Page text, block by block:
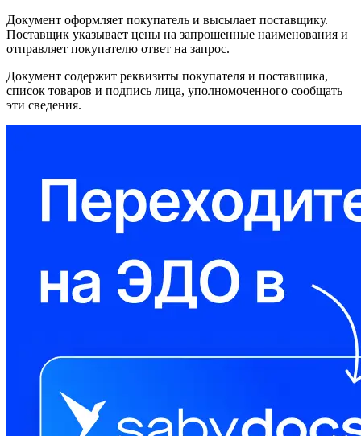
Документ оформляет покупатель и высылает поставщику.
Поставщик указывает цены на запрошенные наименования и
отправляет покупателю ответ на запрос.
Документ содержит реквизиты покупателя и поставщика,
список товаров и подпись лица, уполномоченного сообщать
эти сведения.